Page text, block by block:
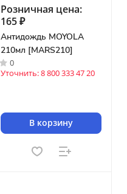
Розничная цена:
165 ₽
Антидождь MOYOLA
210мл [MARS210]
0
Уточнить: 8 800 333 47 20
В корзину